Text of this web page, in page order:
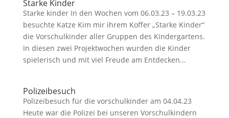
Starke Kinder
Starke kinder In den Wochen vom 06.03.23 – 19.03.23
besuchte Katze Kim mir ihrem Koffer „Starke Kinder“
die Vorschulkinder aller Gruppen des Kindergartens.
In diesen zwei Projektwochen wurden die Kinder
spielerisch und mit viel Freude am Entdecken...
Polizeibesuch
Polizeibesuch für die vorschulkinder am 04.04.23
Heute war die Polizei bei unseren Vorschulkindern